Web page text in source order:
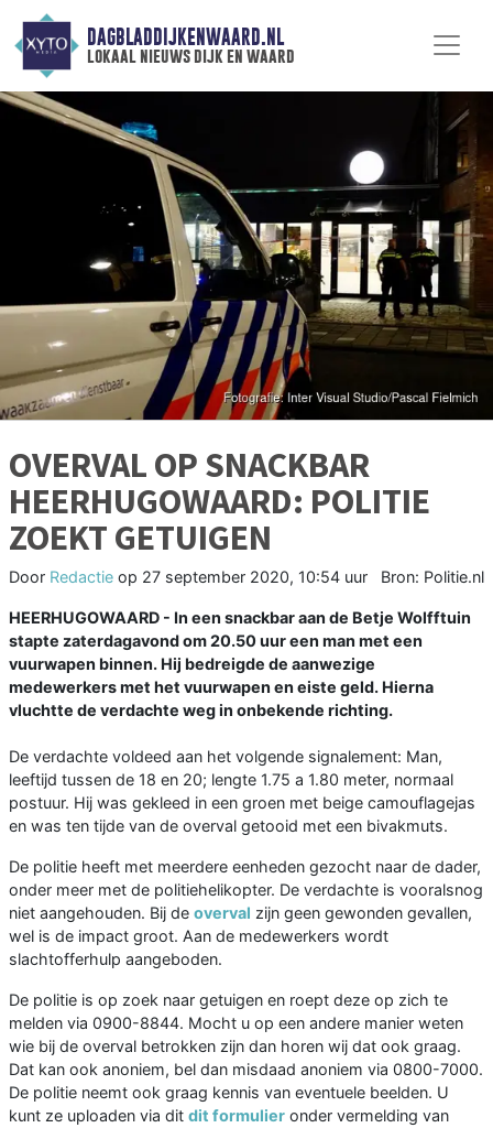
DAGBLADDIJKENWAARD.NL
lokaal nieuws dijk en waard
OVERVAL OP SNACKBAR
HEERHUGOWAARD: POLITIE
ZOEKT GETUIGEN
Door Redactie op 27 september 2020, 10:54 uur Bron: Politie.nl
HEERHUGOWAARD - In een snackbar aan de Betje Wolfftuin
stapte zaterdagavond om 20.50 uur een man met een
vuurwapen binnen. Hij bedreigde de aanwezige
medewerkers met het vuurwapen en eiste geld. Hierna
vluchtte de verdachte weg in onbekende richting.
De verdachte voldeed aan het volgende signalement: Man,
leeftijd tussen de 18 en 20; lengte 1.75 a 1.80 meter, normaal
postuur. Hij was gekleed in een groen met beige camouflagejas
en was ten tijde van de overval getooid met een bivakmuts.
De politie heeft met meerdere eenheden gezocht naar de dader,
onder meer met de politiehelikopter. De verdachte is vooralsnog
niet aangehouden. Bij de overval zijn geen gewonden gevallen,
wel is de impact groot. Aan de medewerkers wordt
slachtofferhulp aangeboden.
De politie is op zoek naar getuigen en roept deze op zich te
melden via 0900-8844. Mocht u op een andere manier weten
wie bij de overval betrokken zijn dan horen wij dat ook graag.
Dat kan ook anoniem, bel dan misdaad anoniem via 0800-7000.
De politie neemt ook graag kennis van eventuele beelden. U
kunt ze uploaden via dit dit formulier onder vermelding van